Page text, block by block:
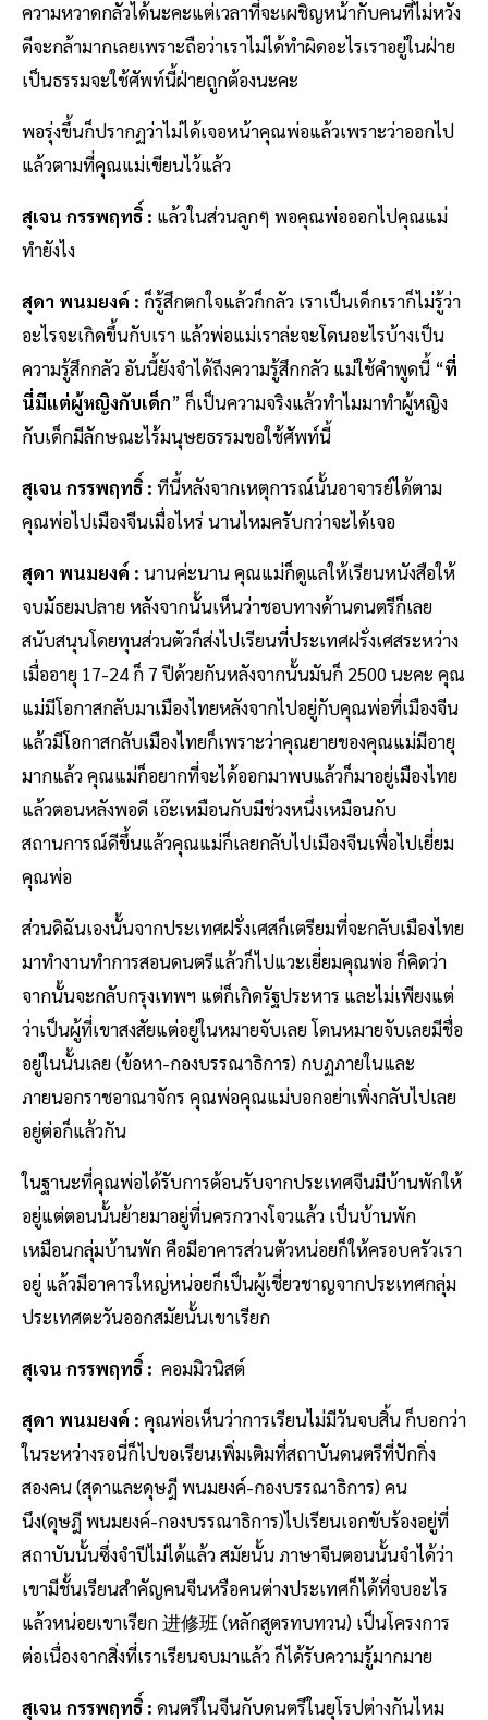
ความหวาดกลัวได้นะคะแต่เวลาที่จะเผชิญหน้ากับคนที่ไม่หวัง
ดีจะกล้ามากเลยเพราะถือว่าเราไม่ได้ทำผิดอะไรเราอยู่ในฝ่าย
เป็นธรรมจะใช้ศัพท์นี้ฝ่ายถูกต้องนะคะ
พอรุ่งขึ้นก็ปรากฏว่าไม่ได้เจอหน้าคุณพ่อแล้วเพราะว่าออกไป
แล้วตามที่คุณแม่เขียนไว้แล้ว
สุเจน กรรพฤทธิ์ : แล้วในส่วนลูกๆ พอคุณพ่อออกไปคุณแม่
ทำยังไง
สุดา พนมยงค์ : ก็รู้สึกตกใจแล้วก็กลัว เราเป็นเด็กเราก็ไม่รู้ว่า
อะไรจะเกิดขึ้นกับเรา แล้วพ่อแม่เราล่ะจะโดนอะไรบ้างเป็น
ความรู้สึกกลัว อันนี้ยังจำได้ถึงความรู้สึกกลัว แม่ใช้คำพูดนี้ “ที่
นี่มีแต่ผู้หญิงกับเด็ก” ก็เป็นความจริงแล้วทำไมมาทำผู้หญิง
กับเด็กมีลักษณะไร้มนุษยธรรมขอใช้ศัพท์นี้
สุเจน กรรพฤทธิ์ : ทีนี้หลังจากเหตุการณ์นั้นอาจารย์ได้ตาม
คุณพ่อไปเมืองจีนเมื่อไหร่ นานไหมครับกว่าจะได้เจอ
สุดา พนมยงค์ : นานค่ะนานคุณแม่ก็ดูแลให้เรียนหนังสือให้
จบมัธยมปลาย หลังจากนั้นเห็นว่าชอบทางด้านดนตรีก็เลย
สนับสนุนโดยทุนส่วนตัวก็ส่งไปเรียนที่ประเทศฝรั่งเศสระหว่าง
เมื่ออายุ 17-24 ก็ 7 ปีด้วยกันหลังจากนั้นมันก็ 2500 นะคะ คุณ
แม่มีโอกาสกลับมาเมืองไทยหลังจากไปอยู่กับคุณพ่อที่เมืองจีน
แล้วมีโอกาสกลับเมืองไทยก็เพราะว่าคุณยายของคุณแม่มีอายุ
มากแล้ว คุณแม่ก็อยากที่จะได้ออกมาพบแล้วก็มาอยู่เมืองไทย
แล้วตอนหลังพอดี เอ๊ะเหมือนกับมีช่วงหนึ่งเหมือนกับ
สถานการณ์ดีขึ้นแล้วคุณแม่ก็เลยกลับไปเมืองจีนเพื่อไปเยี่ยม
คุณพ่อ
ส่วนดิฉันเองนั้นจากประเทศฝรั่งเศสก็เตรียมที่จะกลับเมืองไทย
มาทำงานทำการสอนดนตรีแล้วก็ไปแวะเยี่ยมคุณพ่อ ก็คิดว่า
จากนั้นจะกลับกรุงเทพฯ แต่ก็เกิดรัฐประหาร และไม่เพียงแต่
ว่าเป็นผู้ที่เขาสงสัยแต่อยู่ในหมายจับเลย โดนหมายจับเลยมีชื่อ
อยู่ในนั้นเลย (ข้อหา-กองบรรณาธิการ) กบฏภายในและ
ภายนอกราชอาณาจักร คุณพ่อคุณแม่บอกอย่าเพิ่งกลับไปเลย
อยู่ต่อก็แล้วกัน
ในฐานะที่คุณพ่อได้รับการต้อนรับจากประเทศจีนมีบ้านพักให้
อยู่แต่ตอนนั้นย้ายมาอยู่ที่นครกวางโจวแล้ว เป็นบ้านพัก
เหมือนกลุ่มบ้านพัก คือมีอาคารส่วนตัวหน่อยก็ให้ครอบครัวเรา
อยู่ แล้วมีอาคารใหญ่หน่อยก็เป็นผู้เชี่ยวชาญจากประเทศกลุ่ม
ประเทศตะวันออกสมัยนั้นเขาเรียก
สุเจน กรรพฤทธิ์ : คอมมิวนิสต์
สุดา พนมยงค์ : คุณพ่อเห็นว่าการเรียนไม่มีวันจบสิ้น ก็บอกว่า
ในระหว่างรอนี่ก็ไปขอเรียนเพิ่มเติมที่สถาบันดนตรีที่ปักกิ่ง
สองคน (สุดาและดุษฎี พนมยงค์-กองบรรณาธิการ) คน
นึง(ดุษฎี พนมยงค์-กองบรรณาธิการ)ไปเรียนเอกขับร้องอยู่ที่
สถาบันนั้นซึ่งจำปีไม่ได้แล้ว สมัยนั้น ภาษาจีนตอนนั้นจำได้ว่า
เขามีชั้นเรียนสำคัญคนจีนหรือคนต่างประเทศก็ได้ที่จบอะไร
แล้วหน่อยเขาเรียก 进修班 (หลักสูตรทบทวน) เป็นโครงการ
ต่อเนื่องจากสิ่งที่เราเรียนจบมาแล้ว ก็ได้รับความรู้มากมาย
สุเจน กรรพฤทธิ์ : ดนตรีในจีนกับดนตรีในยุโรปต่างกันไหม